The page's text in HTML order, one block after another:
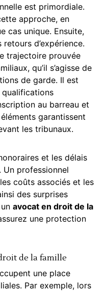
est primordiale.
approche, en
cas unique. Ensuite,
d’expérience.
trajectoire prouvée
qu’il s’agisse de
de garde. Il est
au barreau et
garantissent
les tribunaux.
et les délais
professionnel
coûts associés et les
des surprises
avocat en droit de la
une protection
de la famille
une place
. Par exemple, lors